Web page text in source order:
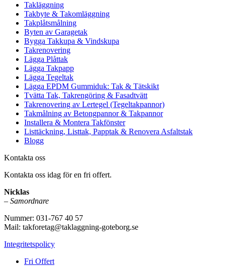
Takläggning
Takbyte & Takomläggning
Takplåtsmålning
Byten av Garagetak
Bygga Takkupa & Vindskupa
Takrenovering
Lägga Plåttak
Lägga Takpapp
Lägga Tegeltak
Lägga EPDM Gummiduk: Tak & Tätskikt
Tvätta Tak, Takrengöring & Fasadtvätt
Takrenovering av Lertegel (Tegeltakpannor)
Takmålning av Betongpannor & Takpannor
Installera & Montera Takfönster
Listtäckning, Listtak, Papptak & Renovera Asfaltstak
Blogg
Kontakta oss
Kontakta oss idag för en fri offert.
Nicklas
– Samordnare
Nummer: 031-767 40 57
Mail: takforetag@taklaggning-goteborg.se
Integritetspolicy
Fri Offert